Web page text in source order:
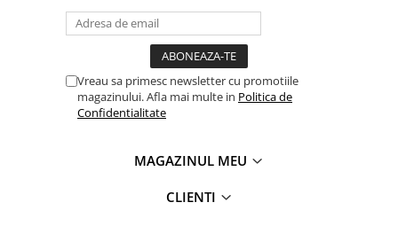
Vreau sa primesc newsletter cu promotiile
magazinului. Afla mai multe in Politica de
Confidentialitate
MAGAZINUL MEU
CLIENTI